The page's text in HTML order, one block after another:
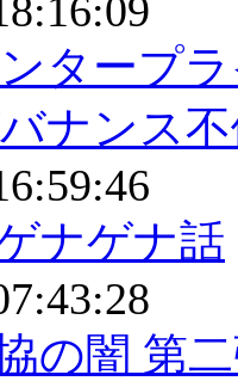
タープ
ナンス
ナゲナ話
の闇 第